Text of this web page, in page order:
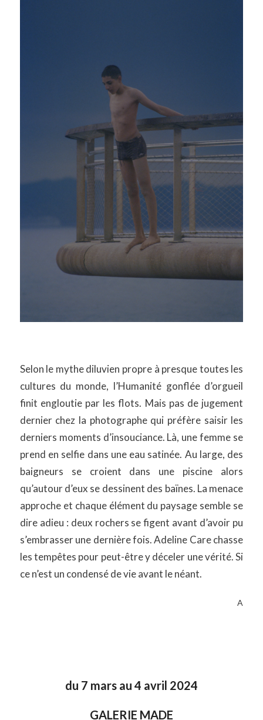
Selon le mythe diluvien propre à presque toutes les
cultures du monde, l’Humanité gonflée d’orgueil
finit engloutie par les flots. Mais pas de jugement
dernier chez la photographe qui préfère saisir les
derniers moments d’insouciance. Là, une femme se
prend en selfie dans une eau satinée. Au large, des
baigneurs se croient dans une piscine alors
qu’autour d’eux se dessinent des baïnes. La menace
approche et chaque élément du paysage semble se
dire adieu : deux rochers se figent avant d’avoir pu
s’embrasser une dernière fois. Adeline Care chasse
les tempêtes pour peut-être y déceler une vérité. Si
ce n’est un condensé de vie avant le néant.
A
du 7 mars au 4 avril 2024
GALERIE MADE